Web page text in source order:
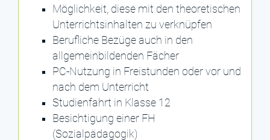
Möglichkeit, diese mit den theoretischen
Unterrichtsinhalten zu verknüpfen
Berufliche Bezüge auch in den
allgemeinbildenden Fächer
PC-Nutzung in Freistunden oder vor und
nach dem Unterricht
Studienfahrt in Klasse 12
Besichtigung einer FH
(Sozialpädagogik)